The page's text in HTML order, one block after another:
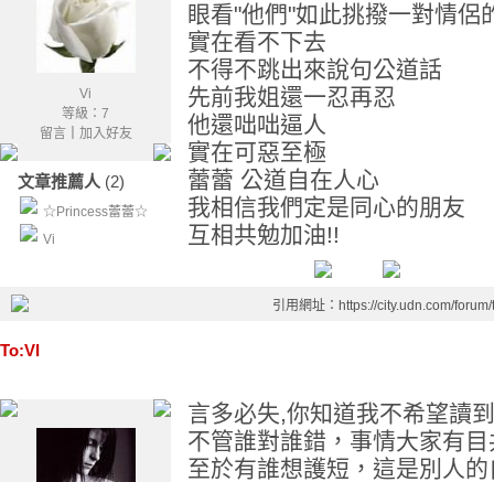
Vi
等級：7
留言｜ 加入好友
文章推薦人 (2)
☆Princess蕾蕾☆
Vi
眼看"他們"如此挑撥一對情侶
實在看不下去
不得不跳出來說句公道話
先前我姐還一忍再忍
他還咄咄逼人
實在可惡至極
蕾蕾 公道自在人心
我相信我們定是同心的朋友
互相共勉加油!!
引用網址：https://city.udn.com/
To:VI
言多必失,你知道我不希望讀
不管誰對誰錯，事情大家有目
至於有誰想護短，這是別人的